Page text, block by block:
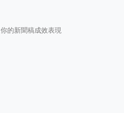
的新聞稿成效表現